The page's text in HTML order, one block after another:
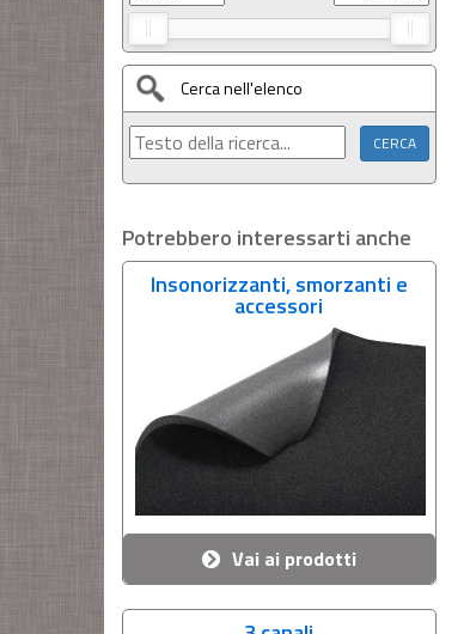
Cerca nell'elenco
Potrebbero interessarti anche
Insonorizzanti, smorzanti e
accessori
Vai ai prodotti